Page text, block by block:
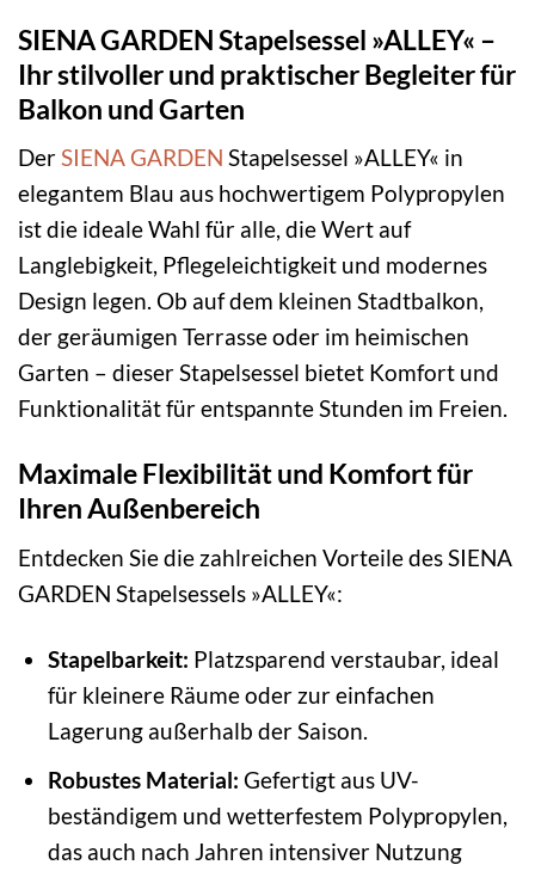
SIENA GARDEN Stapelsessel »ALLEY« –
Ihr stilvoller und praktischer Begleiter für
Balkon und Garten
DerSIENA GARDEN Stapelsessel »ALLEY« in
elegantem Blau aus hochwertigem Polypropylen
ist die ideale Wahl für alle, die Wert auf
Langlebigkeit, Pflegeleichtigkeit und modernes
Design legen. Ob auf dem kleinen Stadtbalkon,
der geräumigen Terrasse oder im heimischen
Garten – dieser Stapelsessel bietet Komfort und
Funktionalität für entspannte Stunden im Freien.
Maximale Flexibilität und Komfort für
Ihren Außenbereich
Entdecken Sie die zahlreichen Vorteile des SIENA
GARDEN Stapelsessels »ALLEY«:
Stapelbarkeit: Platzsparend verstaubar, ideal
für kleinere Räume oder zur einfachen
Lagerung außerhalb der Saison.
Robustes Material: Gefertigt aus UV-
beständigem und wetterfestem Polypropylen,
das auch nach Jahren intensiver Nutzung